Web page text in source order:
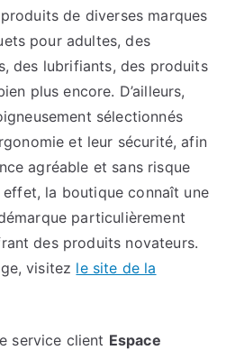
de diverses marques
pour adultes, des
des lubrifiants, des produits
plus encore. D’ailleurs,
sélectionnés
et leur sécurité, afin
agréable et sans risque
la boutique connaît une
particulièrement
des produits novateurs.
visitez le site de la
service client Espace